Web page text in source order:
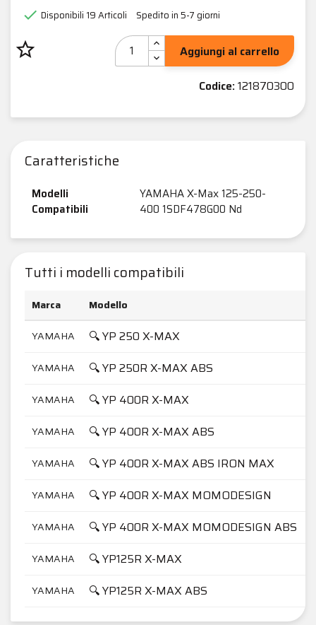
 Disponibili 19 Articoli Spedito in 5-7 giorni
star_border
Aggiungi al carrello
Codice:121870300
Caratteristiche
Modelli
Compatibili
YAMAHA X-Max 125-250-
400 1SDF478G00 Nd
Tutti i modelli compatibili
Marca Modello
YAMAHA
🔍 YP 250 X-MAX
YAMAHA 🔍 YP 250R X-MAX ABS
YAMAHA 🔍 YP 400R X-MAX
YAMAHA 🔍 YP 400R X-MAX ABS
YAMAHA 🔍 YP 400R X-MAX ABS IRON MAX
YAMAHA 🔍 YP 400R X-MAX MOMODESIGN
YAMAHA 🔍 YP 400R X-MAX MOMODESIGN ABS
YAMAHA 🔍 YP125R X-MAX
YAMAHA 🔍 YP125R X-MAX ABS